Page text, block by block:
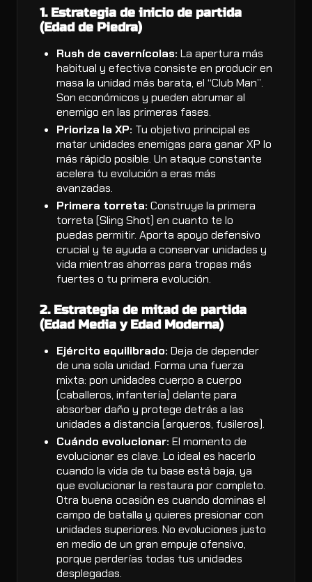
1. Estrategia de inicio de partida
(Edad de Piedra)
Rush de cavernícolas: La apertura más
habitual y efectiva consiste en producir en
masa la unidad más barata, el “Club Man”.
Son económicos y pueden abrumar al
enemigo en las primeras fases.
Prioriza la XP: Tu objetivo principal es
matar unidades enemigas para ganar XP lo
más rápido posible. Un ataque constante
acelera tu evolución a eras más
avanzadas.
Primera torreta: Construye la primera
torreta (Sling Shot) en cuanto te lo
puedas permitir. Aporta apoyo defensivo
crucial y te ayuda a conservar unidades y
vida mientras ahorras para tropas más
fuertes o tu primera evolución.
2. Estrategia de mitad de partida
(Edad Media y Edad Moderna)
Ejército equilibrado: Deja de depender
de una sola unidad. Forma una fuerza
mixta: pon unidades cuerpo a cuerpo
(caballeros, infantería) delante para
absorber daño y protege detrás a las
unidades a distancia (arqueros, fusileros).
Cuándo evolucionar: El momento de
evolucionar es clave. Lo ideal es hacerlo
cuando la vida de tu base está baja, ya
que evolucionar la restaura por completo.
Otra buena ocasión es cuando dominas el
campo de batalla y quieres presionar con
unidades superiores. No evoluciones justo
en medio de un gran empuje ofensivo,
porque perderías todas tus unidades
desplegadas.